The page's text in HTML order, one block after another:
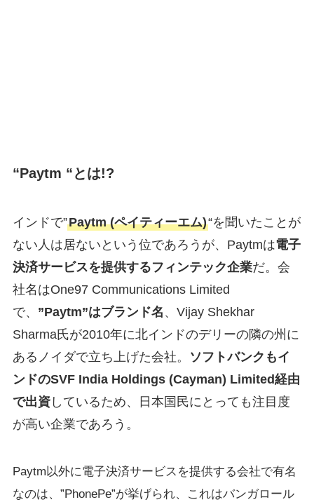
“Paytm “とは!?
インドで”Paytm (ペイティーエム)“を聞いたことが
ない人は居ないという位であろうが、Paytmは電子
決済サービスを提供するフィンテック企業だ。会
社名はOne97 Communications Limited
で、 ”Paytm”はブランド名 、Vijay Shekhar
Sharma氏が2010年に北インドのデリーの隣の州に
あるノイダで立ち上げた会社。
ソフトバンクもイ
ンドのSVF India Holdings (Cayman) Limited経由
で出資しているため、日本国民にとっても注目度
が高い企業であろう。
Paytm以外に電子決済サービスを提供する会社で有名
なのは、”PhonePe”が挙げられ、これはバンガロール